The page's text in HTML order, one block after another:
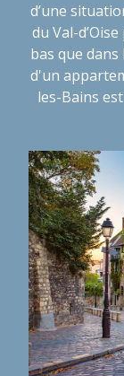
d’une
du Val-
bas que
d'un
les-Bains